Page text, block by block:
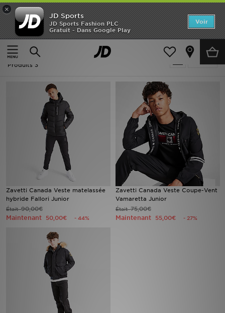
×
JD Sports
JD Sports Fashion PLC
Gratuit - Dans Google Play
Voir
Accueil
Enfant
Soldes | Enfant - Zavetti Canada
Produits 3
Zavetti Canada Veste matelassée
hybride Fallori Junior
Était90,00€
Maintenant 50,00€ - 44%
Zavetti Canada Veste Coupe-Vent
Vamaretta Junior
Était75,00€
Maintenant 55,00€ - 27%
Accueil
Nouveautés
Homme
Collections
Football
Sports
Suivre Ma Commande
Service client